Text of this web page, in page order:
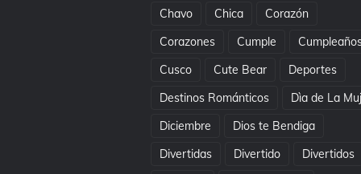
Chavo
Chica
Corazón
Corazones
Cumple
Cusco
Cute Bear
Deportes
Destinos Románticos
Dìa de La
Diciembre
Dios te Bendiga
Divertidas
Divertido
Divertidos